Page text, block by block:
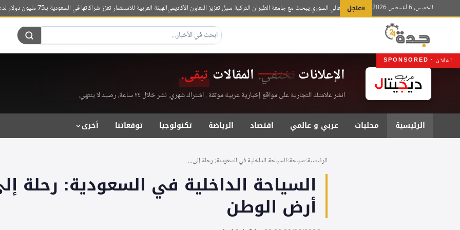
الخميس، 6 أغسطس 2026 عاجل
وزير التعليم العالي السوري يبحث مع جامعة الطيران التركية سبل تعزيز التعاون الأكاديميالهيئة العربية للاستثمار تعزز شراكاتها في السعودية بـ75 مليون دولار لدعم الأمن الغذائي
اعلان · SPONSORED
الإعلانات تختفي. المقالات تبقى.
انشر علامتك التجارية على مواقع إخبارية عربية موثقة . اشتراك شهري. نشر خلال ٢٤ ساعة. رصيد لا ينتهي.
الرئيسية محليات عربي و عالمي اقتصاد الرياضة تكنولوجيا توقعاتنا أخرى
الرئيسية›سياحة›السياحة الداخلية في السعودية: رحلة إلى...
السياحة الداخلية في السعودية: رحلة
أرض الوطن